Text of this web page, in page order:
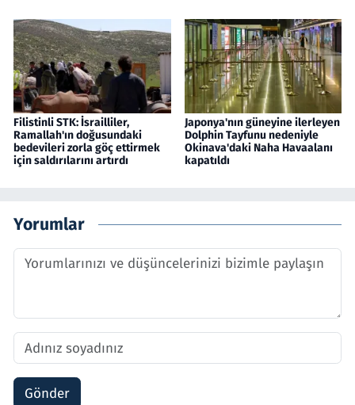
Filistinli STK: İsrailliler,
Ramallah'ın doğusundaki
bedevileri zorla göç ettirmek
için saldırılarını artırdı
Japonya'nın güneyine ilerleyen
Dolphin Tayfunu nedeniyle
Okinava'daki Naha Havaalanı
kapatıldı
Yorumlar
Gönder